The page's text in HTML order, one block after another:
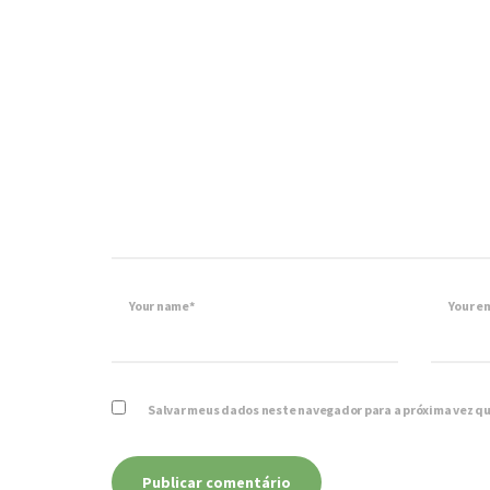
Your name* Your
Salvar meus dados neste navegador para a próxima vez